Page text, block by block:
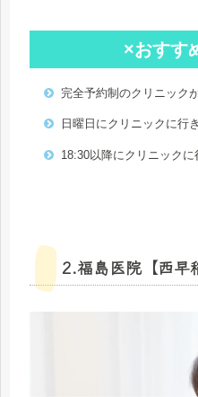
×おすす
完全予約制のクリニック
日曜日にクリニックに行
18:30以降にクリニックに
2.福島医院【西早